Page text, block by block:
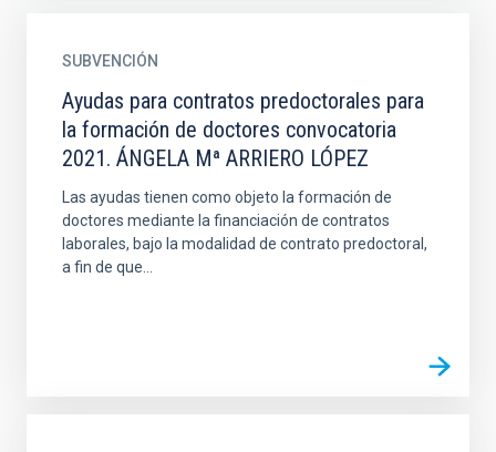
SUBVENCIÓN
Ayudas para contratos predoctorales para
la formación de doctores convocatoria
2021. ÁNGELA Mª ARRIERO LÓPEZ
Las ayudas tienen como objeto la formación de
doctores mediante la financiación de contratos
laborales, bajo la modalidad de contrato predoctoral,
a fin de que...